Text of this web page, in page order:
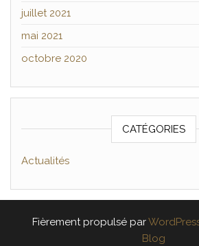
juillet 2021
mai 2021
octobre 2020
CATÉGORIES
Actualités
Fièrement propulsé par
Blog